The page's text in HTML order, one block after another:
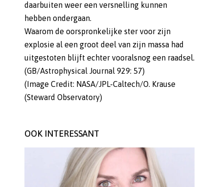
daarbuiten weer een versnelling kunnen
hebben ondergaan.
Waarom de oorspronkelijke ster voor zijn
explosie al een groot deel van zijn massa had
uitgestoten blijft echter vooralsnog een raadsel.
(GB/Astrophysical Journal 929: 57)
(Image Credit: NASA/JPL-Caltech/O. Krause
(Steward Observatory)
OOK INTERESSANT